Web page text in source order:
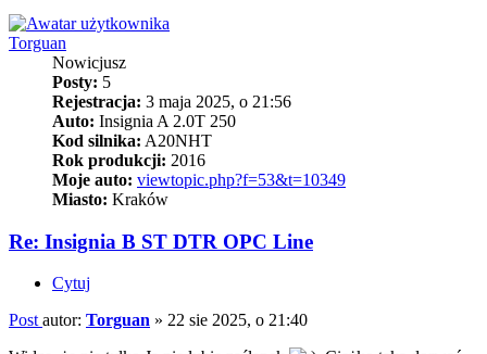
Torguan
Nowicjusz
Posty: 5
Rejestracja: 3 maja 2025, o 21:56
Auto: Insignia A 2.0T 250
Kod silnika: A20NHT
Rok produkcji: 2016
Moje auto: viewtopic.php?f=53&t=10349
Miasto: Kraków
Re: Insignia B ST DTR OPC Line
Cytuj
Post autor: Torguan » 22 sie 2025, o 21:40